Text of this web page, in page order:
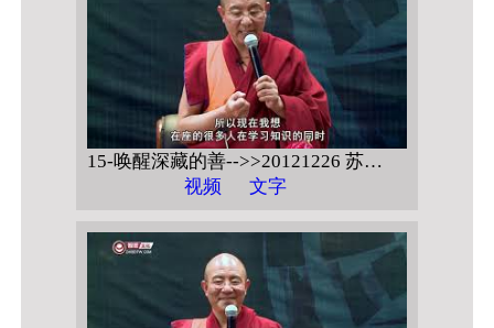
15-唤醒深藏的善-->>20121226 苏州科技学院 【心灵绿化与幸福人生】
视频
文字